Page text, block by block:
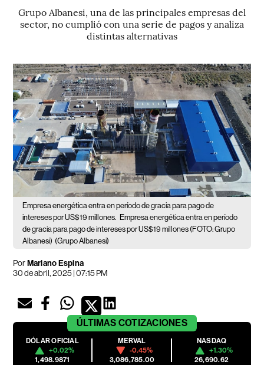
Grupo Albanesi, una de las principales empresas del
sector, no cumplió con una serie de pagos y analiza
distintas alternativas
Empresa energética entra en período de gracia para pago de
intereses por US$19 millones. Empresa energética entra en período
de gracia para pago de intereses por US$19 millones (FOTO: Grupo
Albanesi) (Grupo Albanesi)
PorMariano Espina
30 de abril, 2025 | 07:15 PM
ÚLTIMAS COTIZACIONES
DÓLAR OFICIAL
+0.02%
1,498.9871
MERVAL
-0.45%
3,086,785.00
NASDAQ
+1.30%
26,690.62